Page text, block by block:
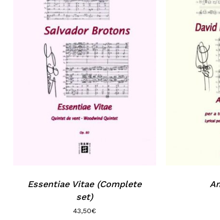
Essentiae Vitae (Complete
set)
43,50€